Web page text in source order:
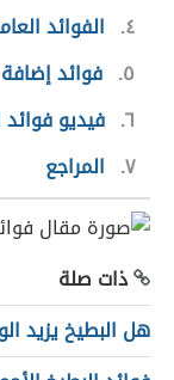
٤
الفوائد
٥ فوائد
٦ فيديو فوائد
٧ المراجع
ذات صلة
هل البطيخ يزيد